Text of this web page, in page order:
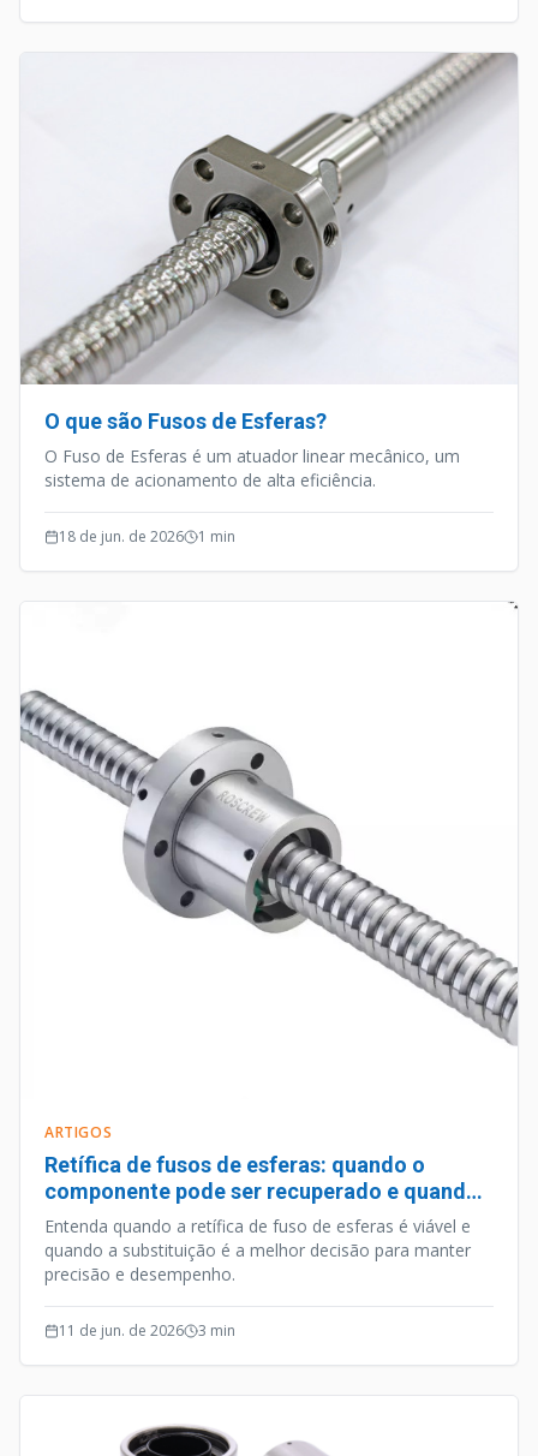
O que são Fusos de Esferas?
O Fuso de Esferas é um atuador linear mecânico, um
sistema de acionamento de alta eficiência.
18 de jun. de 2026 1 min
ARTIGOS
Retífica de fusos de esferas: quando o
componente pode ser recuperado e quando
deve ser substituído
Entenda quando a retífica de fuso de esferas é viável e
quando a substituição é a melhor decisão para manter
precisão e desempenho.
11 de jun. de 2026 3 min